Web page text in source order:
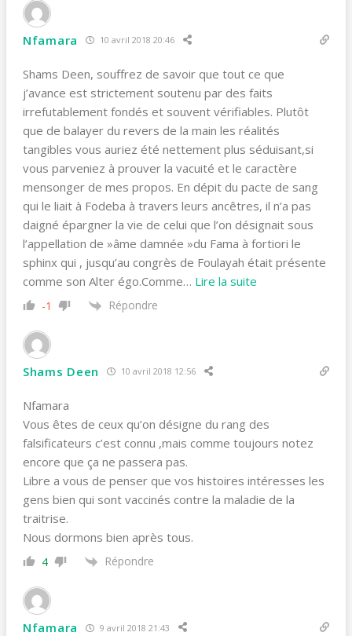
Nfamara 10 avril 2018 20:46
Shams Deen, souffrez de savoir que tout ce que
j’avance est strictement soutenu par des faits
irrefutablement fondés et souvent vérifiables. Plutôt
que de balayer du revers de la main les réalités
tangibles vous auriez été nettement plus séduisant,si
vous parveniez à prouver la vacuité et le caractère
mensonger de mes propos. En dépit du pacte de sang
qui le liait à Fodeba à travers leurs ancêtres, il n’a pas
daigné épargner la vie de celui que l’on désignait sous
l’appellation de »âme damnée »du Fama à fortiori le
sphinx qui , jusqu’au congrès de Foulayah était présente
comme son Alter égo.Comme… Lire la suite
-1 Répondre
Shams Deen 10 avril 2018 12:56
Nfamara
Vous êtes de ceux qu’on désigne du rang des
falsificateurs c’est connu ,mais comme toujours notez
encore que ça ne passera pas.
Libre a vous de penser que vos histoires intéresses les
gens bien qui sont vaccinés contre la maladie de la
traitrise.
Nous dormons bien après tous.
4 Répondre
Nfamara 9 avril 2018 21:43